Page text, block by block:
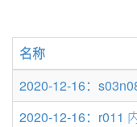
名称
2020-12-16：
2020-12-16：r011